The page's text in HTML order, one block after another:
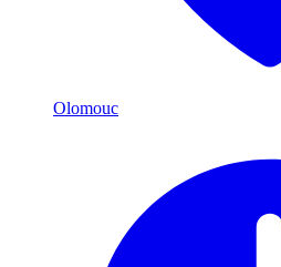
Olomouc